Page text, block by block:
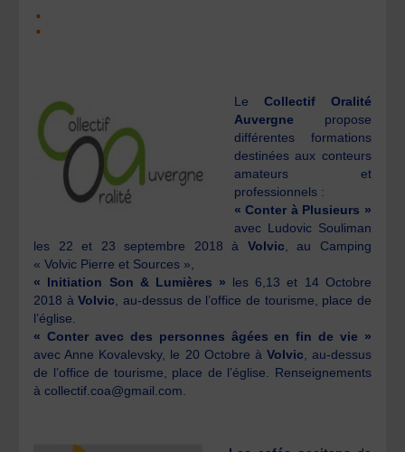
:
Le Collectif Oralité
Auvergne propose
différentes formations
destinées aux conteurs
amateurs et
professionnels :
« Conter à Plusieurs »
avec Ludovic Souliman
les 22 et 23 septembre 2018 à Volvic, au Camping
« Volvic Pierre et Sources »,
« Initiation Son & Lumières » les 6,13 et 14 Octobre
2018 àVolvic, au-dessus de l’office de tourisme, place de
l’église.
« Conter avec des personnes âgées en fin de vie »
avec Anne Kovalevsky, le 20 Octobre à Volvic, au-dessus
de l’office de tourisme, place de l’église. Renseignements
à collectif.coa@gmail.com.